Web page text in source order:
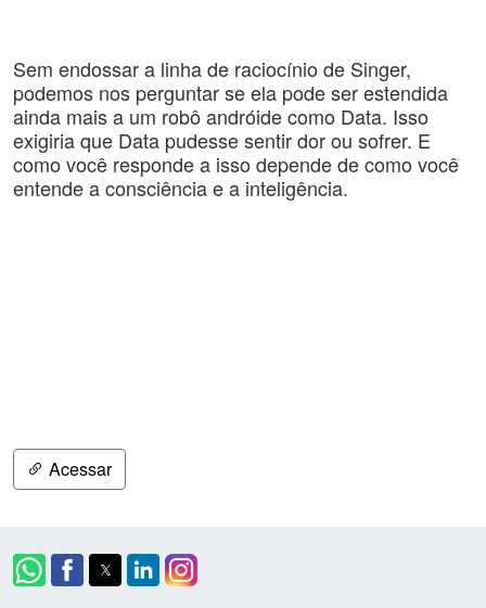
Sem endossar a linha de raciocínio de Singer,
podemos nos perguntar se ela pode ser estendida
ainda mais a um robô andróide como Data. Isso
exigiria que Data pudesse sentir dor ou sofrer. E
como você responde a isso depende de como você
entende a consciência e a inteligência.
Acessar